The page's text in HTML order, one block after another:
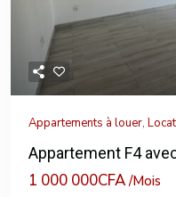
Appartements à louer,
Appartement F4
1 000 000CFA/Mois